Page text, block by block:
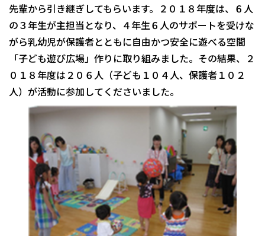
先輩から引き継ぎしてもらいます。２０１８年度は、６人
の３年生が主担当となり、４年生６人のサポートを受けな
がら乳幼児が保護者とともに自由かつ安全に遊べる空間
「子ども遊び広場」作りに取り組みました。その結果、２
０１８年度は２０６人（子ども１０４人、保護者１０２
人）が活動に参加してくださいました。